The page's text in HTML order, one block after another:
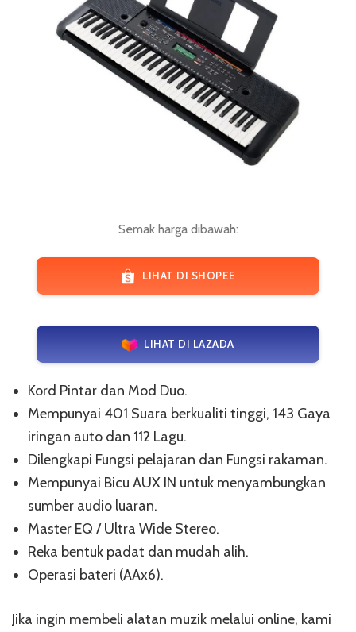
Semak harga dibawah:
LIHAT DI SHOPEE
LIHAT DI LAZADA
Kord Pintar dan Mod Duo.
Mempunyai 401 Suara berkualiti tinggi, 143 Gaya
iringan auto dan 112 Lagu.
Dilengkapi Fungsi pelajaran dan Fungsi rakaman.
Mempunyai Bicu AUX IN untuk menyambungkan
sumber audio luaran.
Master EQ / Ultra Wide Stereo.
Reka bentuk padat dan mudah alih.
Operasi bateri (AAx6).
Jika ingin membeli alatan muzik melalui online, kami